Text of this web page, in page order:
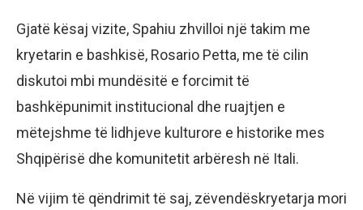
Gjatë kësaj vizite, Spahiu zhvilloi një takim me
kryetarin e bashkisë, Rosario Petta, me të cilin
diskutoi mbi mundësitë e forcimit të
bashkëpunimit institucional dhe ruajtjen e
mëtejshme të lidhjeve kulturore e historike mes
Shqipërisë dhe komunitetit arbëresh në Itali.
Në vijim të qëndrimit të saj, zëvendëskryetarja mori